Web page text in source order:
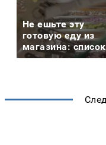
Не ешьте эту
готовую еду из
магазина: список